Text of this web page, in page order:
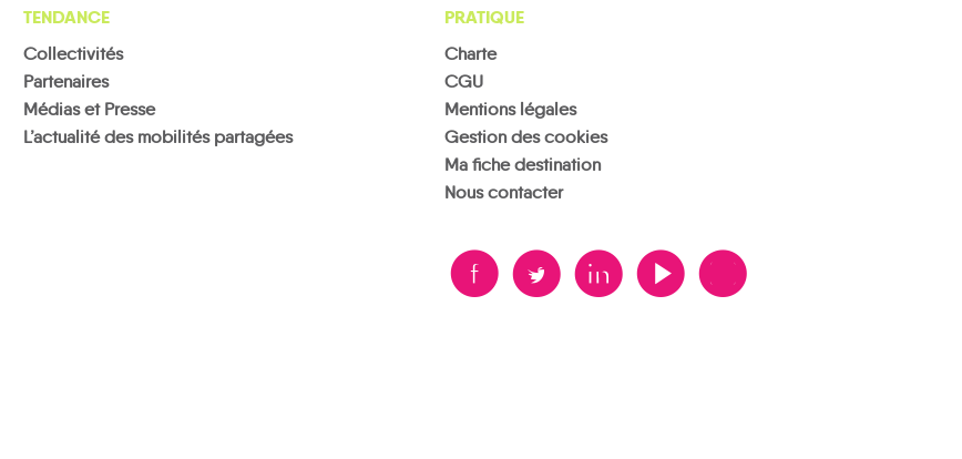
TENDANCE
Collectivités
Partenaires
Médias et Presse
L’actualité des mobilités partagées
PRATIQUE
Charte
CGU
Mentions légales
Gestion des cookies
Ma fiche destination
Nous contacter
B A D F V